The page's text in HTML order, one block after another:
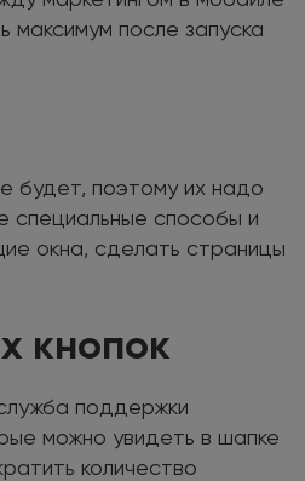
после запуска
будет, поэтому их надо
специальные способы и
окна, сделать страницы
кнопок
поддержки
можно увидеть в шапке
количество